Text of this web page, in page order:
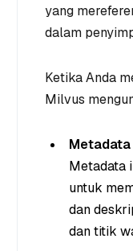
yang
dalam
Ketika Anda
Milvus
Metadata
untuk
dan
dan titik